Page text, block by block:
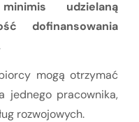
udzielaną
dofinansowania
mogą otrzymać
pracownika,
rozwojowych.